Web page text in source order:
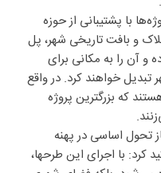
با پشتیبانی از حوزه
و بافت تاریخی شهر، پل
و آن را به مکانی برای
خواهند کرد. در واقع
که بزرگترین پروژه
تحول اساسی در پهنه
کرد: با اجرای این طرحها،